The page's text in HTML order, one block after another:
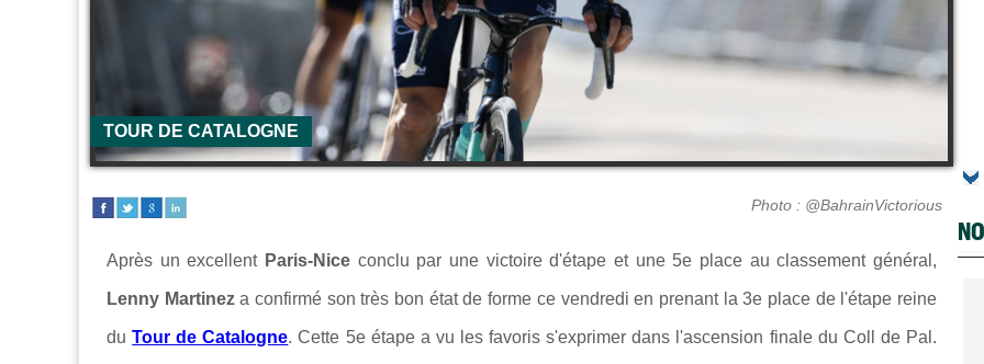
TOUR DE CATALOGNE
Photo : @BahrainVictorious
Après un excellentParis-Nice conclu par une victoire d'étape et une 5e place au classement général,
Lenny Martineza confirmé son très bon état de forme ce vendredi en prenant la 3e place de l'étape reine
duTour de Catalogne. Cette 5e étape a vu les favoris s'exprimer dans l'ascension finale du Coll de Pal.